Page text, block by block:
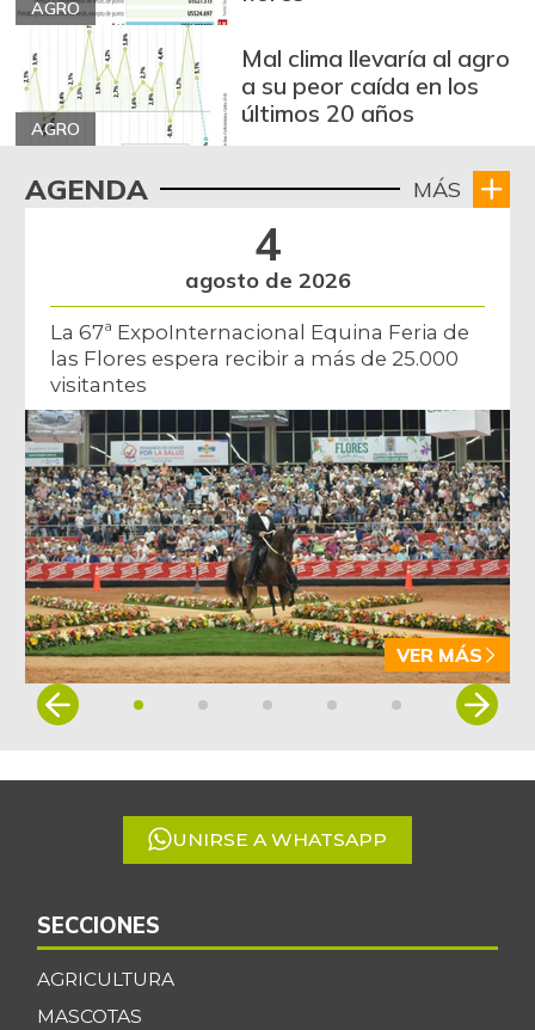
AGRO
AGRO
Mal clima llevaría al agro
a su peor caída en los
últimos 20 años
AGENDA MÁS
4
agosto de 2026
La 67ª ExpoInternacional Equina Feria de
las Flores espera recibir a más de 25.000
visitantes
VER MÁS
Item
5
UNIRSE A WHATSAPP
SECCIONES
AGRICULTURA
MASCOTAS